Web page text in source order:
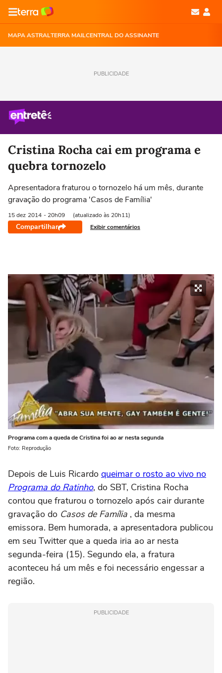
MAPA ASTRALTERRA MAILCENTRAL DO ASSINANTE
PUBLICIDADE
Cristina Rocha cai em programa e
quebra tornozelo
Apresentadora fraturou o tornozelo há um mês, durante
gravação do programa 'Casos de Família'
15 dez 2014 - 20h09 (atualizado às 20h11)
Compartilhar Exibir comentários
Programa com a queda de Cristina foi ao ar nesta segunda
Foto: Reprodução
Depois de Luis Ricardo queimar o rosto ao vivo no
Programa do Ratinho, do SBT, Cristina Rocha
contou que fraturou o tornozelo após cair durante
gravação do Casos de Família , da mesma
emissora. Bem humorada, a apresentadora publicou
em seu Twitter que a queda iria ao ar nesta
segunda-feira (15). Segundo ela, a fratura
aconteceu há um mês e foi necessário engessar a
região.
PUBLICIDADE